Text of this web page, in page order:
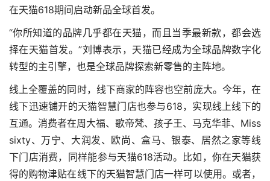
在天猫618期间启动新品全球首发。
“你所知道的品牌几乎都在天猫，而且当季最新款，都会选
择在天猫首发。”刘博表示，天猫已经成为全球品牌数字化
转型的主引擎，也是全球品牌探索新零售的主阵地。
线上全覆盖的同时，线下商家的阵容也空前庞大。今年，在
线下迅速铺开的天猫智慧门店也参与618，实现线上线下的
互通。消费者在周大福、歌帝梵、孩子王、马克华菲、Miss
sixty、万宁、大润发、欧尚、盒马、银泰、居然之家等线
下门店消费，同样能参与天猫618活动。比如，你在天猫获
得的购物津贴在线下的天猫智慧门店一样可以使用。或者，